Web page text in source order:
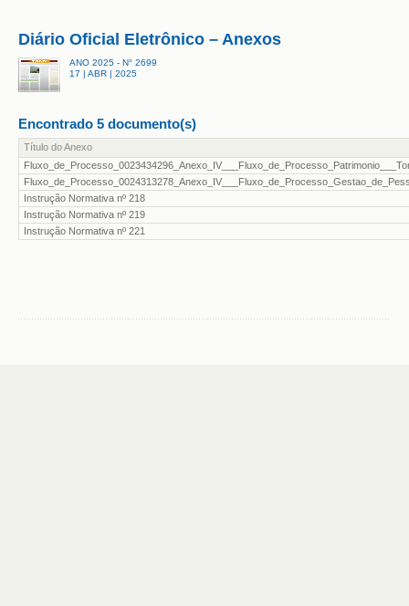
Diário Oficial Eletrônico – Anexos
ANO 2025 - N° 2699
17 | ABR | 2025
Encontrado 5 documento(s)
Título do Anexo
Instrução Normativa nº 218
Instrução Normativa nº 219
Instrução Normativa nº 221